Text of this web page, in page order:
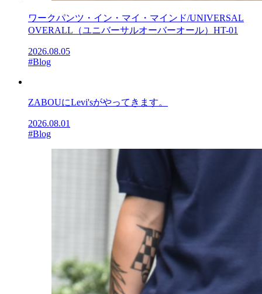
ワークパンツ・イン・マイ・マインド/UNIVERSAL
OVERALL（ユニバーサルオーバーオール）HT-01
2026.08.05
#Blog
ZABOUにLevi'sがやってきます。
2026.08.01
#Blog